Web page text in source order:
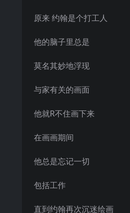
原来 约翰是个打工人
他的脑子里总是
莫名其妙地浮现
与家有关的画面
他就R不住画下来
在画画期间
他总是忘记一切
包括工作
直到约翰再次沉迷绘画